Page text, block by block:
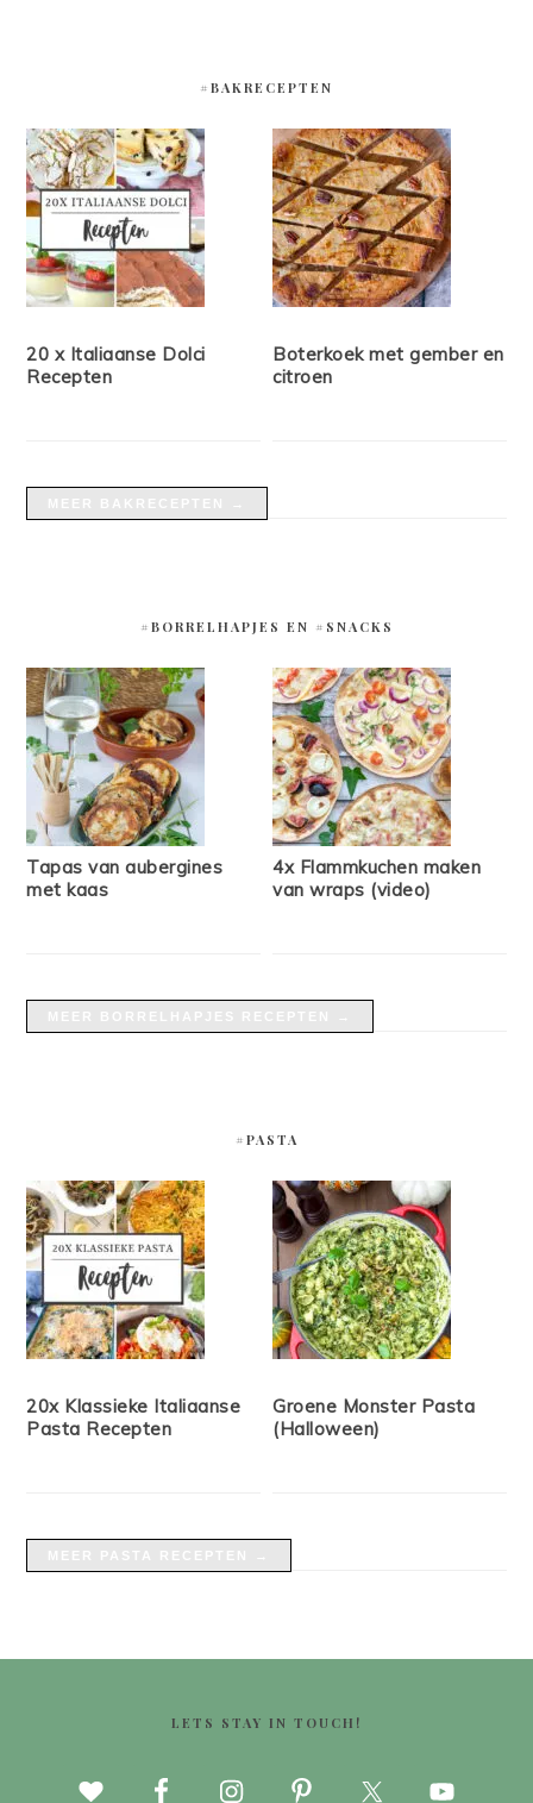
#BAKRECEPTEN
20 x Italiaanse Dolci
Recepten
Boterkoek met gember en
citroen
#BORRELHAPJES EN #SNACKS
Tapas van aubergines
met kaas
4x Flammkuchen maken
van wraps (video)
#PASTA
20x Klassieke Italiaanse
Pasta Recepten
Groene Monster Pasta
(Halloween)
LETS STAY IN TOUCH!